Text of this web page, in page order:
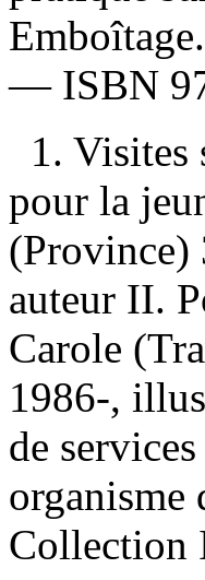
— ISBN
1.
pour la
(Province)
auteur II.
Carole
1986-,
de
Collection